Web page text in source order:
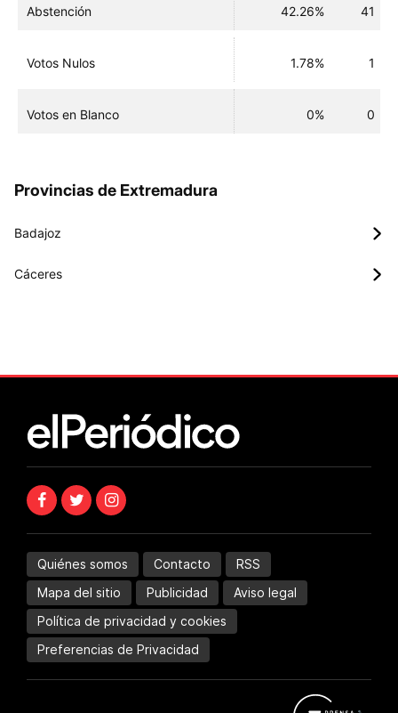
Abstención 42.26% 41
Votos Nulos 1.78% 1
Votos en Blanco 0% 0
Provincias de Extremadura
Badajoz
Cáceres
Quiénes somos Contacto
RSS
Mapa del sitio
Publicidad
Aviso legal
Política de privacidad y cookies
Preferencias de Privacidad